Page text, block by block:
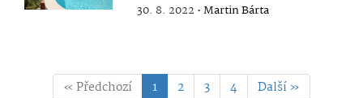
30. 8. 2022 •Martin Bárta
« Předchozí 1 2 3 4 Další »